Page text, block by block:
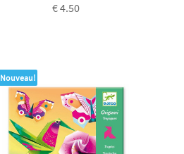
€ 4.50
Nouveau!